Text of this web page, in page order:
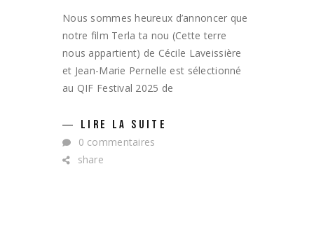
Nous sommes heureux d’annoncer que
notre film Terla ta nou (Cette terre
nous appartient) de Cécile Laveissière
et Jean-Marie Pernelle est sélectionné
au QIF Festival 2025 de
LIRE LA SUITE
0 commentaires
share